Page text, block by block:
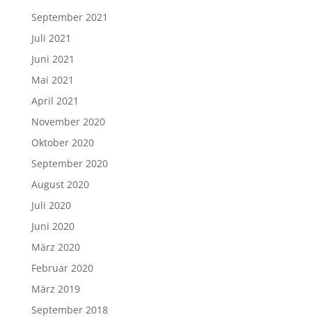
September 2021
Juli 2021
Juni 2021
Mai 2021
April 2021
November 2020
Oktober 2020
September 2020
August 2020
Juli 2020
Juni 2020
März 2020
Februar 2020
März 2019
September 2018